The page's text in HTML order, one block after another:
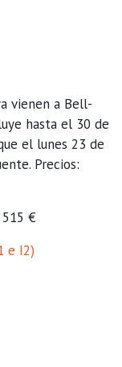
vienen a Bell-
hasta el 30 de
el lunes 23 de
Precios:
€
e I2)